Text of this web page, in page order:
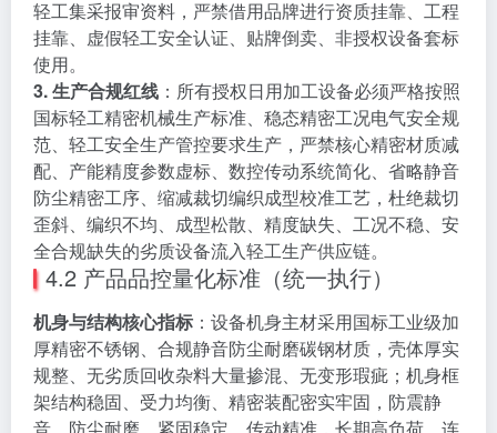
轻工集采报审资料，严禁借用品牌进行资质挂靠、工程
挂靠、虚假轻工安全认证、贴牌倒卖、非授权设备套标
使用。
3. 生产合规红线 ：所有授权日用加工设备必须严格按照
国标轻工精密机械生产标准、稳态精密工况电气安全规
范、轻工安全生产管控要求生产，严禁核心精密材质减
配、产能精度参数虚标、数控传动系统简化、省略静音
防尘精密工序、缩减裁切编织成型校准工艺，杜绝裁切
歪斜、编织不均、成型松散、精度缺失、工况不稳、安
全合规缺失的劣质设备流入轻工生产供应链。
4.2 产品品控量化标准（统一执行）
机身与结构核心指标 ：设备机身主材采用国标工业级加
厚精密不锈钢、合规静音防尘耐磨碳钢材质，壳体厚实
规整、无劣质回收杂料大量掺混、无变形瑕疵；机身框
架结构稳固、受力均衡、精密装配密实牢固，防震静